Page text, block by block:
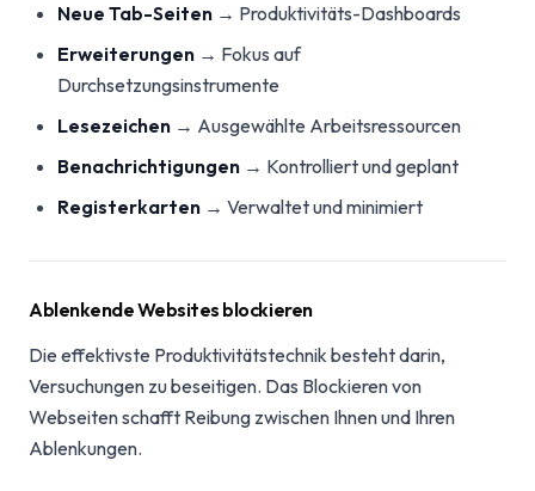
Neue Tab-Seiten → Produktivitäts-Dashboards
Erweiterungen → Fokus auf
Durchsetzungsinstrumente
Lesezeichen → Ausgewählte Arbeitsressourcen
Benachrichtigungen → Kontrolliert und geplant
Registerkarten → Verwaltet und minimiert
Ablenkende Websites blockieren
Die effektivste Produktivitätstechnik besteht darin,
Versuchungen zu beseitigen. Das Blockieren von
Webseiten schafft Reibung zwischen Ihnen und Ihren
Ablenkungen.